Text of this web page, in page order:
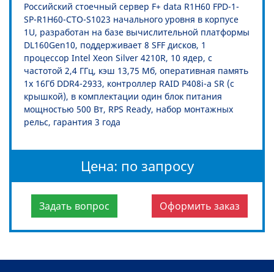
Российский стоечный сервер F+ data R1H60 FPD-1-
SP-R1H60-CTO-S1023 начального уровня в корпусе
1U, разработан на базе вычислительной платформы
DL160Gen10, поддерживает 8 SFF дисков, 1
процессор Intel Xeon Silver 4210R, 10 ядер, с
частотой 2,4 ГГц, кэш 13,75 Мб, оперативная память
1x 16Гб DDR4-2933, контроллер RAID P408i-a SR (с
крышкой), в комплектации один блок питания
мощностью 500 Вт, RPS Ready, набор монтажных
рельс, гарантия 3 года
Цена: по запросу
Задать вопрос Оформить заказ